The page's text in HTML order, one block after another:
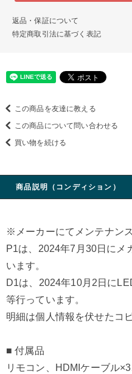
返品・保証について
特定商取引法に基づく表記
この商品を友達に教える
この商品について問い合わせる
買い物を続ける
商品説明（コンディション）
※メーカーにてメンテナンス
P1は、2024年7月30日にメ
います。
D1は、2024年10月2日に
等行っています。
明細は個人情報を伏せたコ
■ 付属品
リモコン、HDMIケーブル